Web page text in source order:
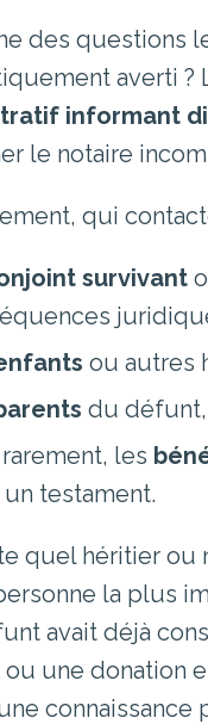
des
averti ?
informant
le notaire
qui
survivant
ou autres
du défunt,
les
un testament.
quel héritier
la plus
avait déjà
ou une donation
connaissance